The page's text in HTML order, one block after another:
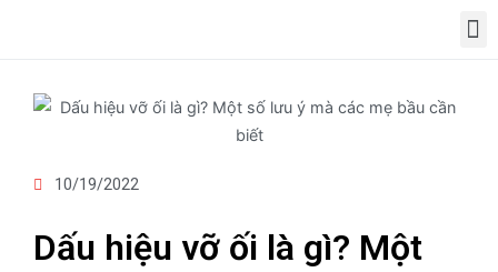
10/19/2022
Dấu hiệu vỡ ối là gì? Một